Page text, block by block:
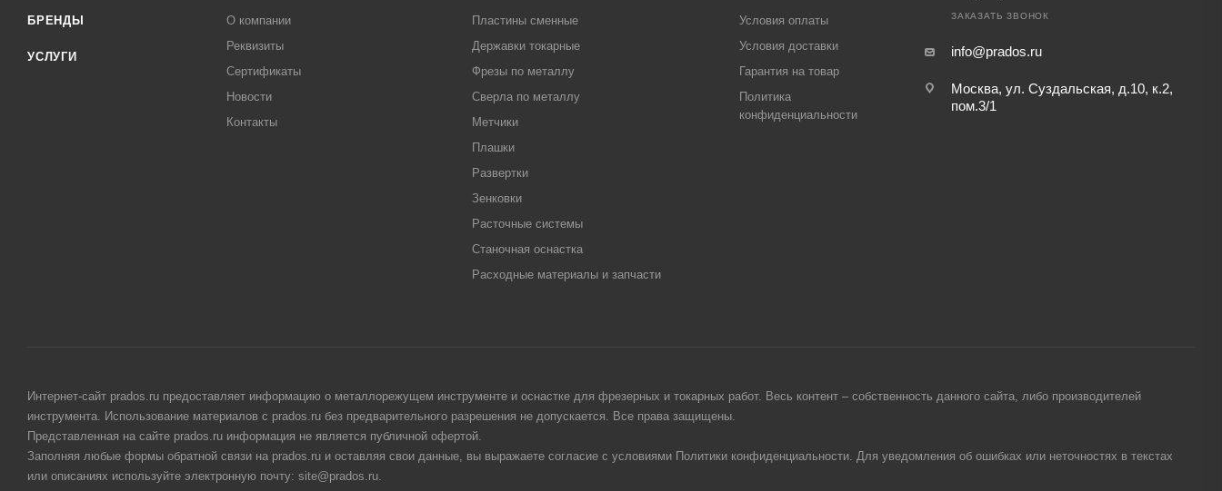
БРЕНДЫ
УСЛУГИ
О компании
Реквизиты
Сертификаты
Новости
Контакты
Пластины сменные
Державки токарные
Фрезы по металлу
Сверла по металлу
Метчики
Плашки
Развертки
Зенковки
Расточные системы
Станочная оснастка
Расходные материалы и запчасти
Условия оплаты
Условия доставки
Гарантия на товар
Политика
конфиденциальности
ЗАКАЗАТЬ ЗВОНОК
info@prados.ru
Москва, ул. Суздальская, д.10, к.2,
пом.3/1
Интернет-сайт prados.ru предоставляет информацию о металлорежущем инструменте и оснастке для фрезерных и токарных работ. Весь контент – собственность данного сайта, либо производителей
инструмента. Использование материалов с prados.ru без предварительного разрешения не допускается. Все права защищены.
Представленная на сайте prados.ru информация не является публичной офертой.
Заполняя любые формы обратной связи на prados.ru и оставляя свои данные, вы выражаете согласие с условиями Политики конфиденциальности. Для уведомления об ошибках или неточностях в текстах
или описаниях используйте электронную почту: site@prados.ru.